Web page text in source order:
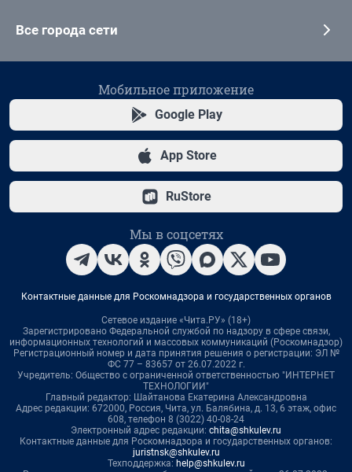
Все города сети
Мобильное приложение
Google Play
App Store
RuStore
Мы в соцсетях
Контактные данные для Роскомнадзора и государственных органов
Сетевое издание «Чита.РУ» (18+)
Зарегистрировано Федеральной службой по надзору в сфере связи,
информационных технологий и массовых коммуникаций (Роскомнадзор)
Регистрационный номер и дата принятия решения о регистрации: ЭЛ №
ФС 77 – 83657 от 26.07.2022 г.
Учредитель: Общество с ограниченной ответственностью "ИНТЕРНЕТ
ТЕХНОЛОГИИ"
Главный редактор: Шайтанова Екатерина Александровна
Адрес редакции: 672000, Россия, Чита, ул. Балябина, д. 13, 6 этаж, офис
608, телефон 8 (3022) 40-08-24
Электронный адрес редакции: chita@shkulev.ru
Контактные данные для Роскомнадзора и государственных органов:
juristnsk@shkulev.ru
Техподдержка: help@shkulev.ru